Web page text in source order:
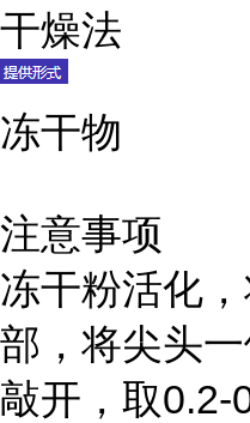
干燥法
冻干物
注意事项
冻干粉活化
部，将尖头
敲开，取0.2-